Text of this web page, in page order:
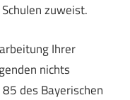
zuweist.
Ihrer
nichts
des Bayerischen